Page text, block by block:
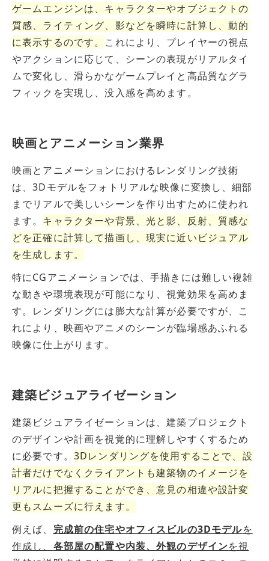
ゲームエンジンは、キャラクターやオブジェクトの
質感、ライティング、影などを瞬時に計算し、動的
に表示するのです。 これにより、プレイヤーの視点
やアクションに応じて、シーンの表現がリアルタイ
ムで変化し、滑らかなゲームプレイと高品質なグラ
フィックを実現し、没入感を高めます。
映画とアニメーション業界
映画とアニメーションにおけるレンダリング技術
は、3Dモデルをフォトリアルな映像に変換し、細部
までリアルで美しいシーンを作り出すために使われ
ます。 キャラクターや背景、光と影、反射、質感な
どを正確に計算して描画し、現実に近いビジュアル
を生成します。
特にCGアニメーションでは、手描きには難しい複雑
な動きや環境表現が可能になり、視覚効果を高めま
す。レンダリングには膨大な計算が必要ですが、こ
れにより、映画やアニメのシーンが臨場感あふれる
映像に仕上がります。
建築ビジュアライゼーション
建築ビジュアライゼーションは、建築プロジェクト
のデザインや計画を視覚的に理解しやすくするため
に必要です。 3Dレンダリングを使用することで、設
計者だけでなくクライアントも建築物のイメージを
リアルに把握することができ、意見の相違や設計変
更もスムーズに行えます。
例えば、 完成前の住宅やオフィスビルの3Dモデルを
作成し、 各部屋の配置や内装、外観のデザインを視